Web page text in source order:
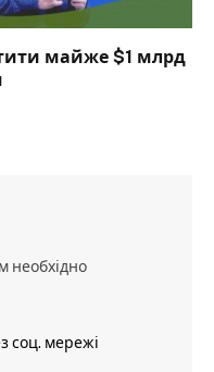
майже $1 млрд
необхідно
соц. мережі